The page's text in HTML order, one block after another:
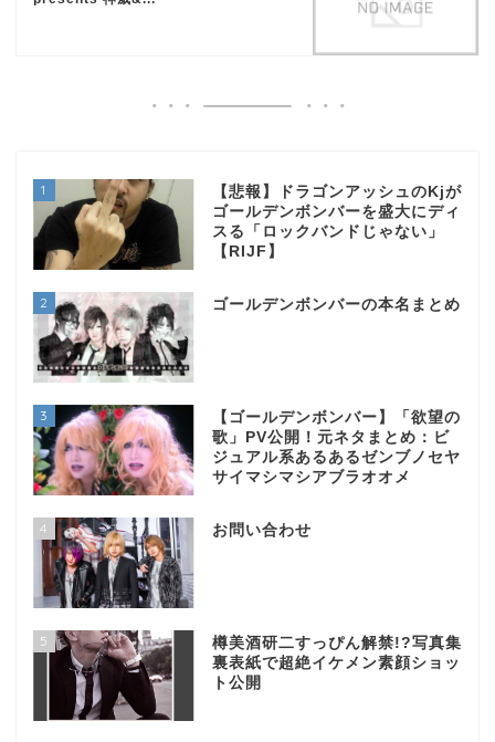
1
【悲報】ドラゴンアッシュのKjが
ゴールデンボンバーを盛大にディ
スる「ロックバンドじゃない」
【RIJF】
2 ゴールデンボンバーの本名まとめ
3
【ゴールデンボンバー】「欲望の
歌」PV公開！元ネタまとめ：ビ
ジュアル系あるあるゼンブノセヤ
サイマシマシアブラオオメ
4 お問い合わせ
5
樽美酒研二すっぴん解禁!?写真集
裏表紙で超絶イケメン素顔ショッ
ト公開